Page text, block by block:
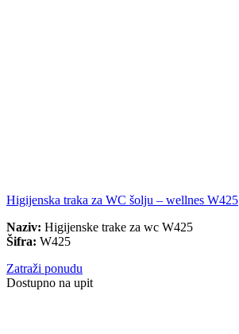
Higijenska traka za WC šolju – wellnes W425
Naziv: Higijenske trake za wc W425
Šifra: W425
Zatraži ponudu
Dostupno na upit